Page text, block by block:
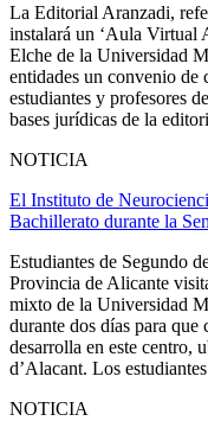
La Editorial Aranzadi,
instalará un ‘Aula Virtual
Elche de la Universidad
entidades un convenio de
estudiantes y profesores
bases jurídicas de la
NOTICIA
El Instituto de
Bachillerato durante la
Estudiantes de Segundo
Provincia de Alicante
mixto de la Universidad
durante dos días para
desarrolla en este centro,
d’Alacant. Los
NOTICIA